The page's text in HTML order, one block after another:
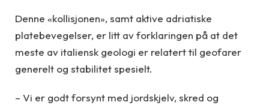
Denne «kollisjonen», samt aktive adriatiske
platebevegelser, er litt av forklaringen på at det
meste av italiensk geologi er relatert til geofarer
generelt og stabilitet spesielt.
– Vi er godt forsynt med jordskjelv, skred og